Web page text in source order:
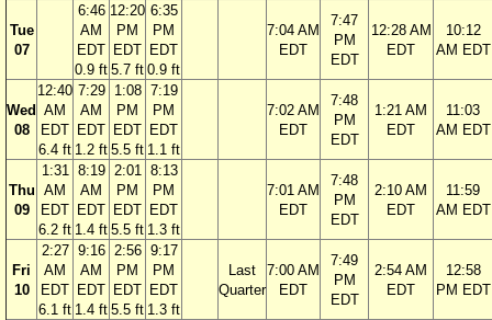
Tue
07
6:46
AM
EDT
0.9 ft
12:20
PM
EDT
5.7 ft
6:35
PM
EDT
0.9 ft
7:04 AM
EDT
7:47
PM
EDT
12:28 AM
EDT
10:12
AM EDT
Wed
08
12:40
AM
EDT
6.4 ft
7:29
AM
EDT
1.2 ft
1:08
PM
EDT
5.5 ft
7:19
PM
EDT
1.1 ft
7:02 AM
EDT
7:48
PM
EDT
1:21 AM
EDT
11:03
AM EDT
Thu
09
1:31
AM
EDT
6.2 ft
8:19
AM
EDT
1.4 ft
2:01
PM
EDT
5.5 ft
8:13
PM
EDT
1.3 ft
7:01 AM
EDT
7:48
PM
EDT
2:10 AM
EDT
11:59
AM EDT
Fri
10
2:27
AM
EDT
6.1 ft
9:16
AM
EDT
1.4 ft
2:56
PM
EDT
5.5 ft
9:17
PM
EDT
1.3 ft
Last
Quarter
7:00 AM
EDT
7:49
PM
EDT
2:54 AM
EDT
12:58
PM EDT